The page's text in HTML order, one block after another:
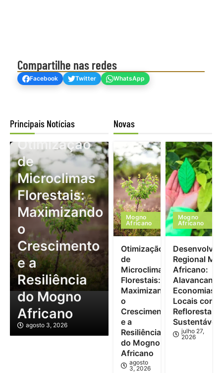
Compartilhe nas redes
Facebook Twitter WhatsApp
Principais Notícias
Mogno Africano
Otimização
de
Microclimas
Florestais:
Maximizando
o
Crescimento
e a
Resiliência
do Mogno
Africano
agosto 3, 2026
Novas
Mogno
Africano
Otimização
de
Microclimas
Florestais:
Maximizando
o
Crescimento
e a
Resiliência
do Mogno
Africano
agosto
3, 2026
Mogno
Africano
Regional
Africano:
Economias
Locais com
Sustentável
julho 27,
2026